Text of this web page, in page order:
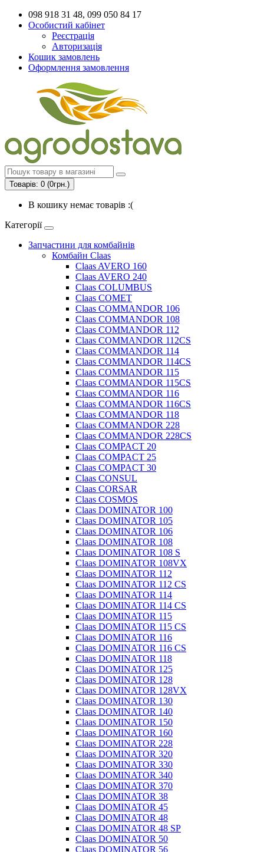
098 918 31 48, 099 050 84 17
Особистий кабінет
Реєстрація
Авторизація
Кошик замовлень
Оформлення замовлення
Товарів: 0 (0грн.)
В кошику немає товарів :(
Категорії
Запчастини для комбайнів
Комбайн Claas
Claas AVERO 160
Claas AVERO 240
Claas COLUMBUS
Claas COMET
Claas COMMANDOR 106
Claas COMMANDOR 108
Claas COMMANDOR 112
Claas COMMANDOR 112CS
Claas COMMANDOR 114
Claas COMMANDOR 114CS
Claas COMMANDOR 115
Claas COMMANDOR 115CS
Claas COMMANDOR 116
Claas COMMANDOR 116CS
Claas COMMANDOR 118
Claas COMMANDOR 228
Claas COMMANDOR 228CS
Claas COMPACT 20
Claas COMPACT 25
Claas COMPACT 30
Claas CONSUL
Claas CORSAR
Claas COSMOS
Claas DOMINATOR 100
Claas DOMINATOR 105
Claas DOMINATOR 106
Claas DOMINATOR 108
Claas DOMINATOR 108 S
Claas DOMINATOR 108VX
Claas DOMINATOR 112
Claas DOMINATOR 112 CS
Claas DOMINATOR 114
Claas DOMINATOR 114 CS
Claas DOMINATOR 115
Claas DOMINATOR 115 CS
Claas DOMINATOR 116
Claas DOMINATOR 116 CS
Claas DOMINATOR 118
Claas DOMINATOR 125
Claas DOMINATOR 128
Claas DOMINATOR 128VX
Claas DOMINATOR 130
Claas DOMINATOR 140
Claas DOMINATOR 150
Claas DOMINATOR 160
Claas DOMINATOR 228
Claas DOMINATOR 320
Claas DOMINATOR 330
Claas DOMINATOR 340
Claas DOMINATOR 370
Claas DOMINATOR 38
Claas DOMINATOR 45
Claas DOMINATOR 48
Claas DOMINATOR 48 SP
Claas DOMINATOR 50
Claas DOMINATOR 56